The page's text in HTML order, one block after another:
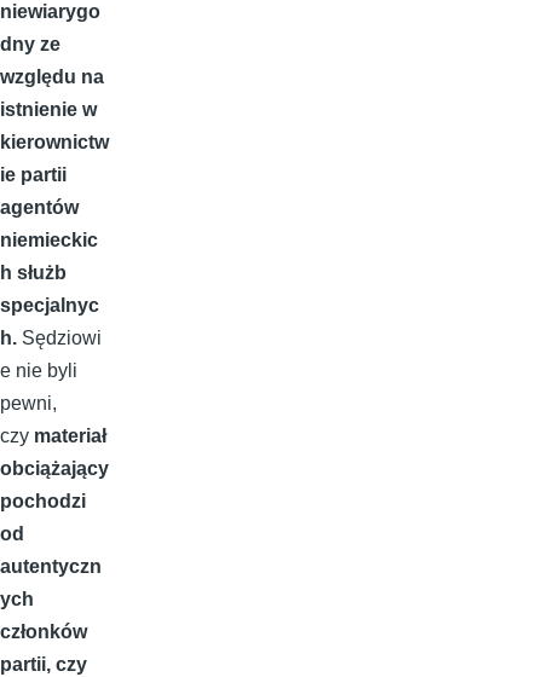
niewiarygo
dny ze
względu na
istnienie w
kierownictw
ie partii
agentów
niemieckic
h służb
specjalnyc
h. Sędziowi
e nie byli
pewni,
czy materiał
obciążający
pochodzi
od
autentyczn
ych
członków
partii, czy